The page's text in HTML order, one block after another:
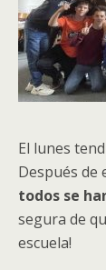
El lunes
Después de
todos se
segura de
escuela!